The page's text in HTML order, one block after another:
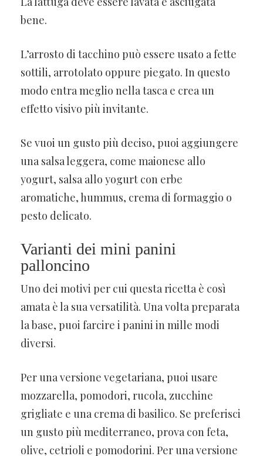
bene.
L’arrosto di tacchino può essere usato a fette
sottili, arrotolato oppure piegato. In questo
modo entra meglio nella tasca e crea un
effetto visivo più invitante.
Se vuoi un gusto più deciso, puoi aggiungere
una salsa leggera, come maionese allo
yogurt, salsa allo yogurt con erbe
aromatiche, hummus, crema di formaggio o
pesto delicato.
Varianti dei mini panini
palloncino
Uno dei motivi per cui questa ricetta è così
amata è la sua versatilità. Una volta preparata
la base, puoi farcire i panini in mille modi
diversi.
Per una versione vegetariana, puoi usare
mozzarella, pomodori, rucola, zucchine
grigliate e una crema di basilico. Se preferisci
un gusto più mediterraneo, prova con feta,
olive, cetrioli e pomodorini. Per una versione